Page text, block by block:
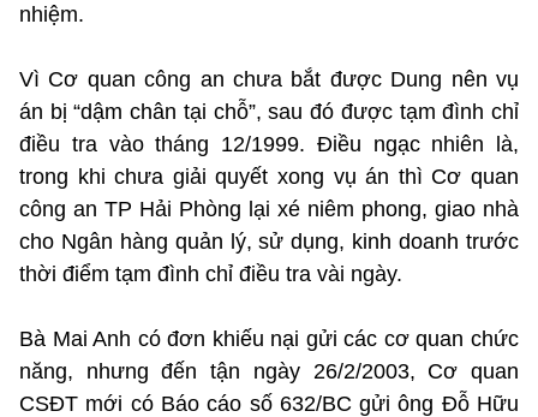
nhiệm.
Vì Cơ quan công an chưa bắt được Dung nên vụ
án bị “dậm chân tại chỗ”, sau đó được tạm đình chỉ
điều tra vào tháng 12/1999. Điều ngạc nhiên là,
trong khi chưa giải quyết xong vụ án thì Cơ quan
công an TP Hải Phòng lại xé niêm phong, giao nhà
cho Ngân hàng quản lý, sử dụng, kinh doanh trước
thời điểm tạm đình chỉ điều tra vài ngày.
Bà Mai Anh có đơn khiếu nại gửi các cơ quan chức
năng, nhưng đến tận ngày 26/2/2003, Cơ quan
CSĐT mới có Báo cáo số 632/BC gửi ông Đỗ Hữu